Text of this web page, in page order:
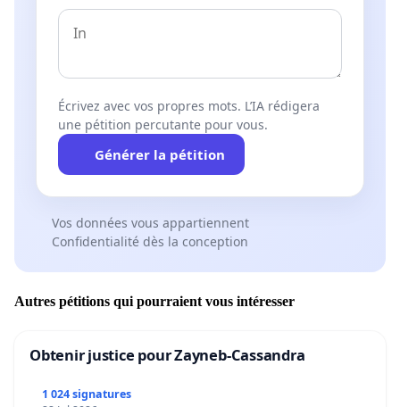
Écrivez avec vos propres mots. L’IA rédigera
une pétition percutante pour vous.
Générer la pétition
Vos données vous appartiennent
Confidentialité dès la conception
Autres pétitions qui pourraient vous intéresser
Obtenir justice pour Zayneb-Cassandra
1 024 signatures